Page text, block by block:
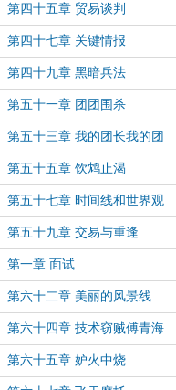
第四十五章 贸易谈判
第四十七章 关键情报
第四十九章 黑暗兵法
第五十一章 团团围杀
第五十三章 我的团长我的团
第五十五章 饮鸩止渴
第五十七章 时间线和世界观
第五十九章 交易与重逢
第一章 面试
第六十二章 美丽的风景线
第六十四章 技术窃贼傅青海
第六十五章 妒火中烧